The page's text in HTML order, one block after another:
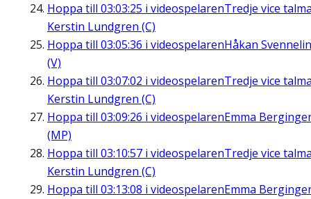
Hoppa till 03:03:25 i videospelarenTredje vice
Kerstin Lundgren (C)
Hoppa till 03:05:36 i videospelarenHåkan
(V)
Hoppa till 03:07:02 i videospelarenTredje vice
Kerstin Lundgren (C)
Hoppa till 03:09:26 i videospelarenEmma
(MP)
Hoppa till 03:10:57 i videospelarenTredje vice
Kerstin Lundgren (C)
Hoppa till 03:13:08 i videospelarenEmma